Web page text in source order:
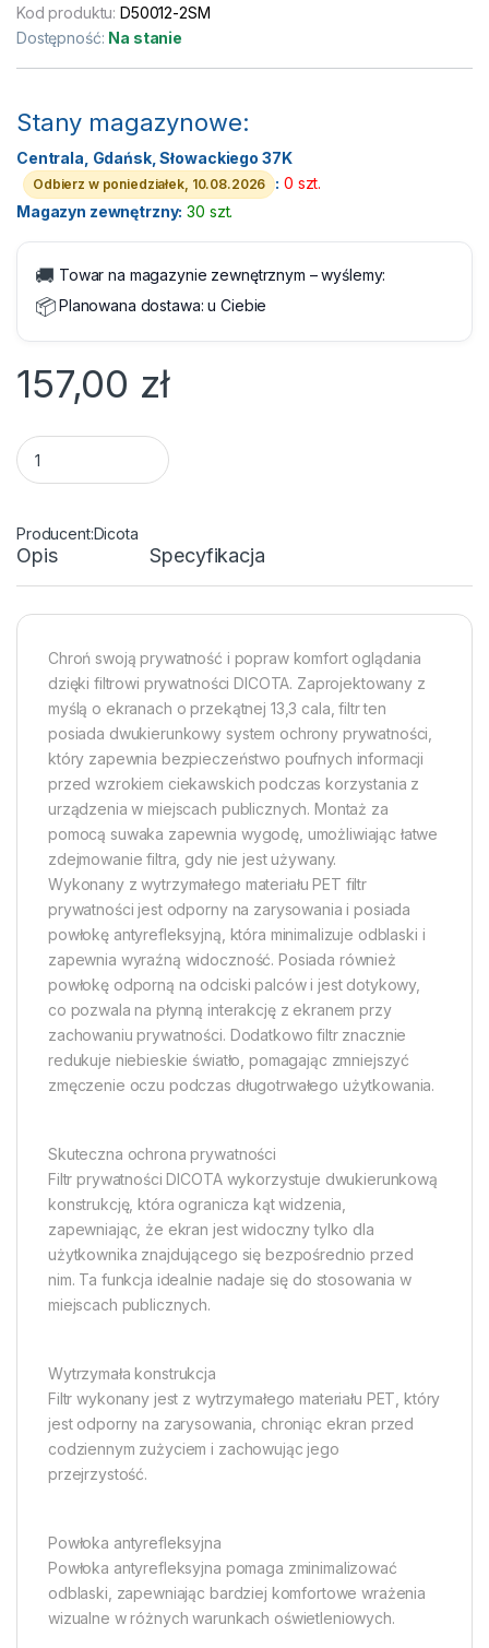
Kod produktu:D50012-2SM
Dostępność: Na stanie
Stany magazynowe:
Centrala, Gdańsk, Słowackiego 37K
Odbierz w poniedziałek, 10.08.2026 : 0 szt.
Magazyn zewnętrzny: 30 szt.
🚚 Towar na magazynie zewnętrznym – wyślemy:
📦Planowana dostawa:u Ciebie
157,00 zł
Filtr prywatyzujący Dicota 2-Way side-mounted 14" 16:10
Dicota
Opis Specyfikacja
Chroń swoją prywatność i popraw komfort oglądania
dzięki filtrowi prywatności DICOTA. Zaprojektowany z
myślą o ekranach o przekątnej 13,3 cala, filtr ten
posiada dwukierunkowy system ochrony prywatności,
który zapewnia bezpieczeństwo poufnych informacji
przed wzrokiem ciekawskich podczas korzystania z
urządzenia w miejscach publicznych. Montaż za
pomocą suwaka zapewnia wygodę, umożliwiając łatwe
zdejmowanie filtra, gdy nie jest używany.
Wykonany z wytrzymałego materiału PET filtr
prywatności jest odporny na zarysowania i posiada
powłokę antyrefleksyjną, która minimalizuje odblaski i
zapewnia wyraźną widoczność. Posiada również
powłokę odporną na odciski palców i jest dotykowy,
co pozwala na płynną interakcję z ekranem przy
zachowaniu prywatności. Dodatkowo filtr znacznie
redukuje niebieskie światło, pomagając zmniejszyć
zmęczenie oczu podczas długotrwałego użytkowania.
Skuteczna ochrona prywatności
Filtr prywatności DICOTA wykorzystuje dwukierunkową
konstrukcję, która ogranicza kąt widzenia,
zapewniając, że ekran jest widoczny tylko dla
użytkownika znajdującego się bezpośrednio przed
nim. Ta funkcja idealnie nadaje się do stosowania w
miejscach publicznych.
Wytrzymała konstrukcja
Filtr wykonany jest z wytrzymałego materiału PET, który
jest odporny na zarysowania, chroniąc ekran przed
codziennym zużyciem i zachowując jego
przejrzystość.
Powłoka antyrefleksyjna
Powłoka antyrefleksyjna pomaga zminimalizować
odblaski, zapewniając bardziej komfortowe wrażenia
wizualne w różnych warunkach oświetleniowych.